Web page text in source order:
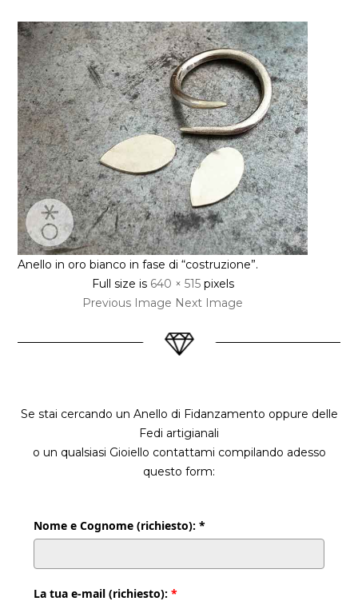
Anello in oro bianco in fase di “costruzione”.
Full size is 640 × 515pixels
Previous Image Next Image
Se stai cercando un Anello di Fidanzamento oppure delle
Fedi artigianali
o un qualsiasi Gioiello contattami compilando adesso
questo form:
Nome e Cognome (richiesto): *
La tua e-mail (richiesto):*